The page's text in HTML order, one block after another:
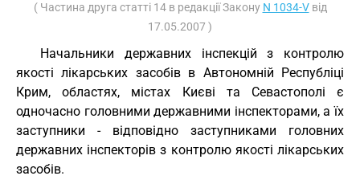
( Частина друга статті 14 в редакції Закону N 1034-Vвід
17.05.2007 )
Начальники державних інспекцій з контролю
якості лікарських засобів в Автономній Республіці
Крим, областях, містах Києві та Севастополі є
одночасно головними державними інспекторами, а їх
заступники - відповідно заступниками головних
державних інспекторів з контролю якості лікарських
засобів.